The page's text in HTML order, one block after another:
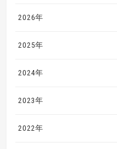
2026年
2025年
2024年
2023年
2022年